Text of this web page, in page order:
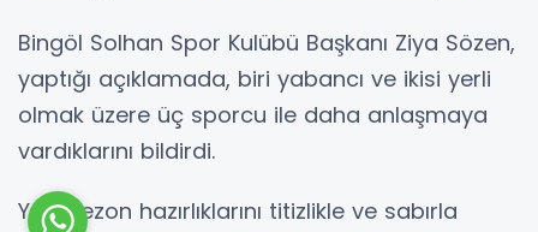
Bingöl Solhan Spor Kulübü Başkanı Ziya Sözen,
yaptığı açıklamada, biri yabancı ve ikisi yerli
olmak üzere üç sporcu ile daha anlaşmaya
vardıklarını bildirdi.
Yeni sezon hazırlıklarını titizlikle ve sabırla